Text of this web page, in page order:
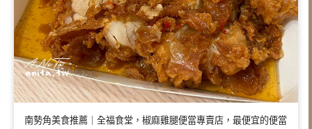
南勢角美食推薦｜全福食堂，椒麻雞腿便當專賣店，最便宜的便當